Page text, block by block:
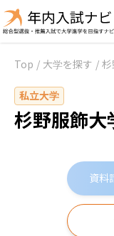
Top / 大学を探す /
私立大学
杉野服飾大
資料